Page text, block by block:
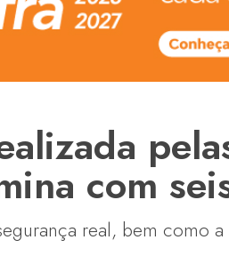
com
real, bem como a